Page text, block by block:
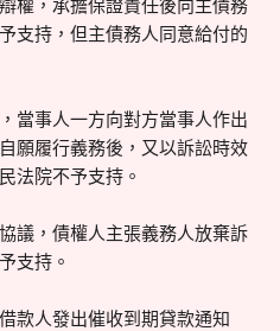
權，承擔保證責任後向主債務
支持，但主債務人同意給付的
當事人一方向對方當事人作出
願履行義務後，又以訴訟時效
法院不予支持。
議，債權人主張義務人放棄訴
支持。
款人發出催收到期貸款通知